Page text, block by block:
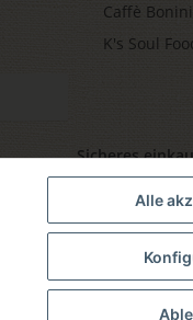
Alle
Caffè Bonini
K's Soul
Sicheres